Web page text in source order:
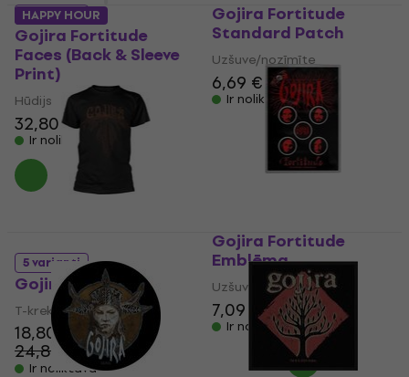
5 varianti
Gojira Fortitude
Faces (Back & Sleeve
Print)
Hūdijs
32,80 €33,50 €
Ir noliktavā
Gojira Fortitude
Standard Patch
Uzšuve/nozīmīte
6,69 € 6,79 €
Ir noliktavā
HAPPY HOUR
5 varianti
Gojira Roots
T-krekls
18,80 €
24,80 €
- 24 %
Ir noliktavā
Gojira Fortitude
Emblēma
Uzšuve/nozīmīte
7,09 €7,39 €
Ir noliktavā